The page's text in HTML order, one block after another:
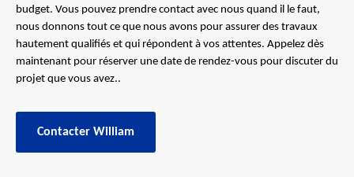
budget. Vous pouvez prendre contact avec nous quand il le faut,
nous donnons tout ce que nous avons pour assurer des travaux
hautement qualifiés et qui répondent à vos attentes. Appelez dès
maintenant pour réserver une date de rendez-vous pour discuter du
projet que vous avez..
Contacter William